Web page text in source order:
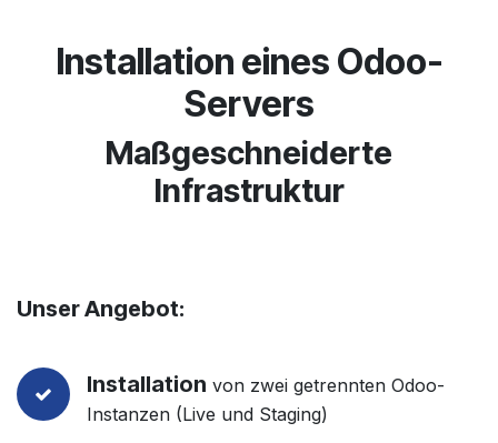
Installation eines Odoo-
Servers
Maßgeschneiderte
Infrastruktur
Unser Angebot:
Installation von zwei getrennten Odoo-
Instanzen (Live und Staging)